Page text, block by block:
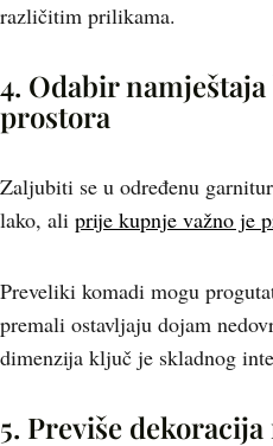
različitim prilikama.
4. Odabir
prostora
Zaljubiti se u određenu
lako, ali prije kupnje važno je
Preveliki komadi mogu
premali ostavljaju dojam
dimenzija ključ je skladnog
5. Previše